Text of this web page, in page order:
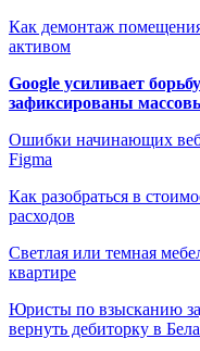
Как демонтаж
активом
Google усиливает
зафиксированы
Ошибки начинающих
Figma
Как разобраться в
расходов
Светлая или темная
квартире
Юристы по взысканию
вернуть дебиторку в